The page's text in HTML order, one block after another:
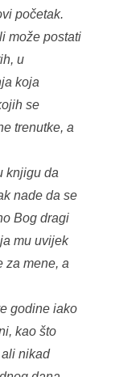
početak.
može postati
u
koja
se
trenutke, a
knjigu da
nade da se
Bog dragi
mu uvijek
za mene, a
godine iako
kao što
nikad